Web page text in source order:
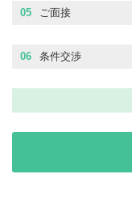
05 ご面接
06 条件交渉